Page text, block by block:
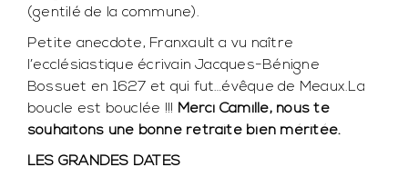
(gentilé de la commune).
Petite anecdote, Franxault a vu naître
l’ecclésiastique écrivain Jacques-Bénigne
Bossuet en 1627 et qui fut…évêque de Meaux.La
boucle est bouclée !!! Merci Camille, nous te
souhaitons une bonne retraite bien méritée.
LES GRANDES DATES